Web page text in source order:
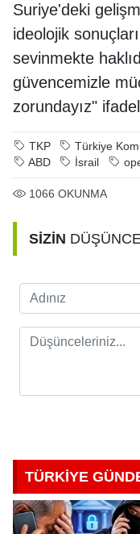
Suriye'deki
ideolojik
sevinmekte
güvencemizle
zorundayız"
TKP Türkiye
ABD
İsrail
1066 OKUNMA
SİZİN
TÜRKİYE